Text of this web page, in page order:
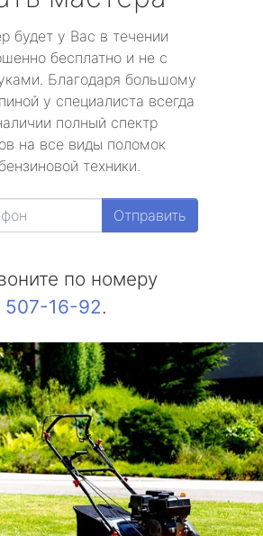
будет у Вас в течении
бесплатно и не с
Благодаря большому
у специалиста всегда
полный спектр
на все виды поломок
техники.
Отправить
по номеру
507-16-92.